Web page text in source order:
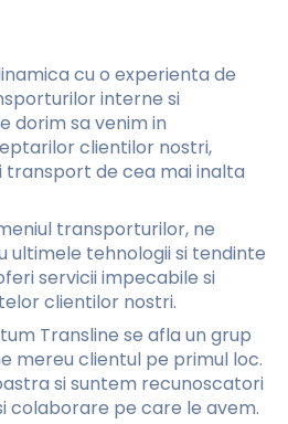
cu o experienta de
interne si
dorim sa venim in
clientilor nostri,
transport de cea mai inalta
transporturilor, ne
ultimele tehnologii si tendinte
servicii impecabile si
clientilor nostri.
Transline se afla un grup
mereu clientul pe primul loc.
si suntem recunoscatori
pe care le avem.